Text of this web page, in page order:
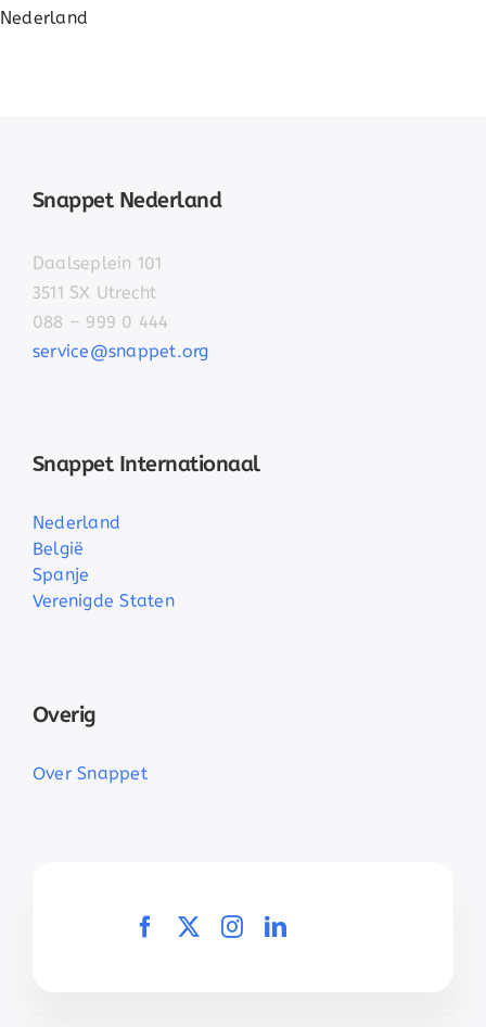
Nederland
Snappet Nederland
Daalseplein 101
3511 SX Utrecht
088 – 999 0 444
service@snappet.org
Snappet Internationaal
Nederland
België
Spanje
Verenigde Staten
Overig
Over Snappet